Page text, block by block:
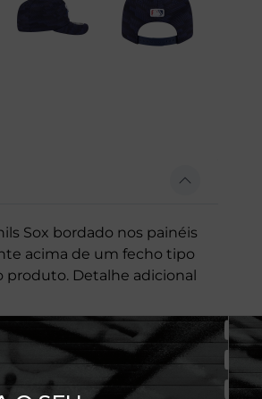
Sox bordado nos painéis
acima de um fecho tipo
Detalhe adicional